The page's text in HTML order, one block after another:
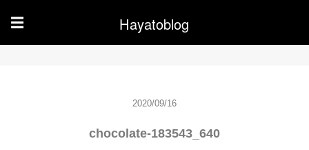
☰ Hayatoblog
2020/09/16
chocolate-183543_640